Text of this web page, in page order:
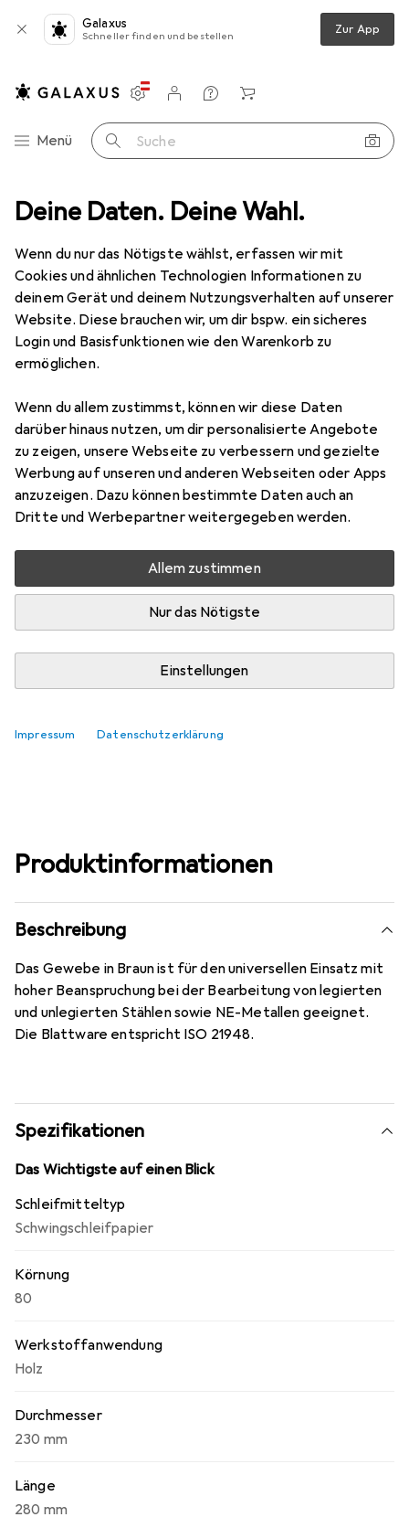
Deine Daten. Deine Wahl.
Wenn du nur das Nötigste wählst, erfassen wir mit
Cookies und ähnlichen Technologien Informationen zu
deinem Gerät und deinem Nutzungsverhalten auf unserer
Website. Diese brauchen wir, um dir bspw. ein sicheres
Login und Basisfunktionen wie den Warenkorb zu
ermöglichen.
Wenn du allem zustimmst, können wir diese Daten
darüber hinaus nutzen, um dir personalisierte Angebote
zu zeigen, unsere Webseite zu verbessern und gezielte
Werbung auf unseren und anderen Webseiten oder Apps
anzuzeigen. Dazu können bestimmte Daten auch an
Dritte und Werbepartner weitergegeben werden.
Allem zustimmen
Nur das Nötigste
Einstellungen
Impressum Datenschutzerklärung
Galaxus
Schneller finden und bestellen Zur App
Navigation nach Kategorien
Menü Suche
Einstellungen
Kundenkonto
Vergleichslisten
Merklisten
Warenkorb
Schleifwerkzeuge Schleifmittel Pferd Blattware BG BR80
5 Bilder
PferdBlattware BG BR80
Preis in EUR inkl. MwSt.
EUR
82,43
Bewertungen
Zwischen Fr, 21.8. und Fr, 28.8. geliefert
Mehr als 10 Stück an Lager beim Lieferanten
Benachrichtigen, wenn schneller verfügbar
In den Warenkorb
Produktinformationen
Beschreibung
Das Gewebe in Braun ist für den universellen Einsatz mit
hoher Beanspruchung bei der Bearbeitung von legierten
und unlegierten Stählen sowie NE-Metallen geeignet.
Die Blattware entspricht ISO 21948.
Spezifikationen
Das Wichtigste auf einen Blick
Schleifmitteltyp
Schwingschleifpapier
Körnung
80
Werkstoffanwendung
Holz
Durchmesser
230 mm
Länge
280 mm